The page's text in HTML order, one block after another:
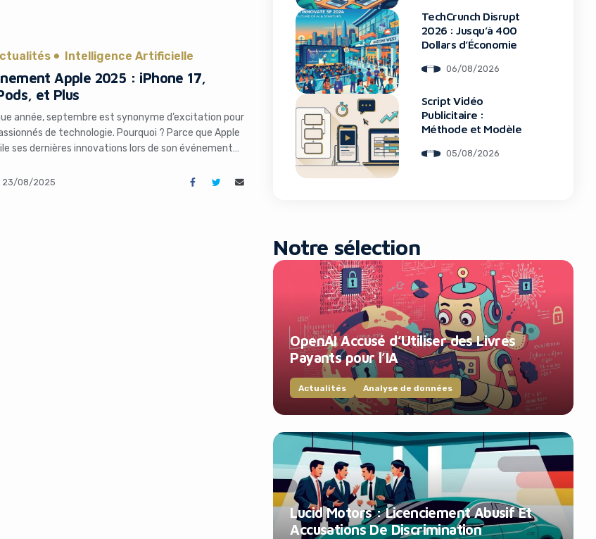
Intelligence Artificielle
Apple 2025 : iPhone 17,
et Plus
année, septembre est synonyme d’excitation pour
de technologie. Pourquoi ? Parce que Apple
ses dernières innovations lors de son événement
date à laquelle la firme de Cupertino devrait
23/08/2025
TechCrunch Disrupt
2026 : Jusqu’à 400
Dollars d’Économie
06/08/2026
Script Vidéo
Publicitaire :
Méthode et Modèle
05/08/2026
Notre sélection
OpenAI Accusé d’Utiliser des Livres
Payants pour l’IA
Actualités Analyse de données
Lucid Motors : Licenciement Abusif Et
Accusations De Discrimination
you're using an ad-blocker!
Yes, I will turn off Ad-Blocker No Thanks